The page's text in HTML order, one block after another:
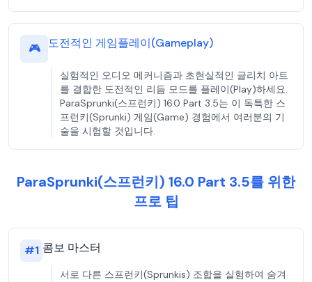
🎮 도전적인 게임플레이(Gameplay)
실험적인 오디오 메커니즘과 초현실적인 글리치 아트
를 결합한 도전적인 리듬 모드를 플레이(Play)하세요.
ParaSprunki(스프런키) 16.0 Part 3.5는 이 독특한 스
프런키(Sprunki) 게임(Game) 경험에서 여러분의 기
술을 시험할 것입니다.
ParaSprunki(스프런키) 16.0 Part 3.5를 위한
프로 팁
#1 콤보 마스터
서로 다른 스프런키(Sprunkis) 조합을 실험하여 숨겨